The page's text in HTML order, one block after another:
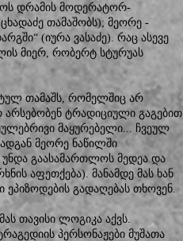
დრამის მოდერატორ-
თამაშობს); მეორე -
(იურა ვასაძე). რაც ასევე
მიერ, რობერტ სტურუას
თამაშს, რომელშიც არ
არსებობენ ტრადიციული გაგებით
მაყურებელი... ჩვეულ
მეორე ნაწილში
უნდა გაასამართლოს მედეა და
აფეთქება). მანამდე მას ხან
გადაღებას თხოვენ.
თავისი ლოგიკა აქვს.
პერსონაჟები მუშათა